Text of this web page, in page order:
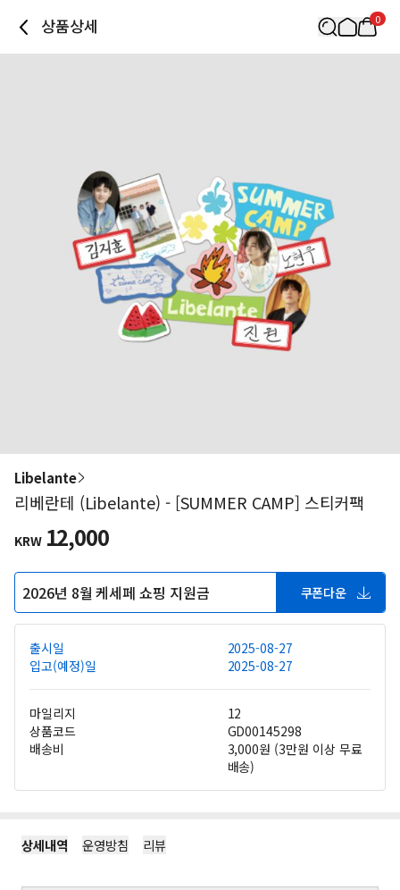
상품상세 0
Libelante
리베란테 (Libelante) - [SUMMER CAMP] 스티커팩
KRW 12,000
2026년 8월 케세페 쇼핑 지원금 쿠폰다운
출시일
2025-08-27
입고(예정)일
2025-08-27
마일리지
12
상품코드
GD00145298
배송비
3,000원 (3만원 이상 무료
배송)
상세내역 운영방침 리뷰